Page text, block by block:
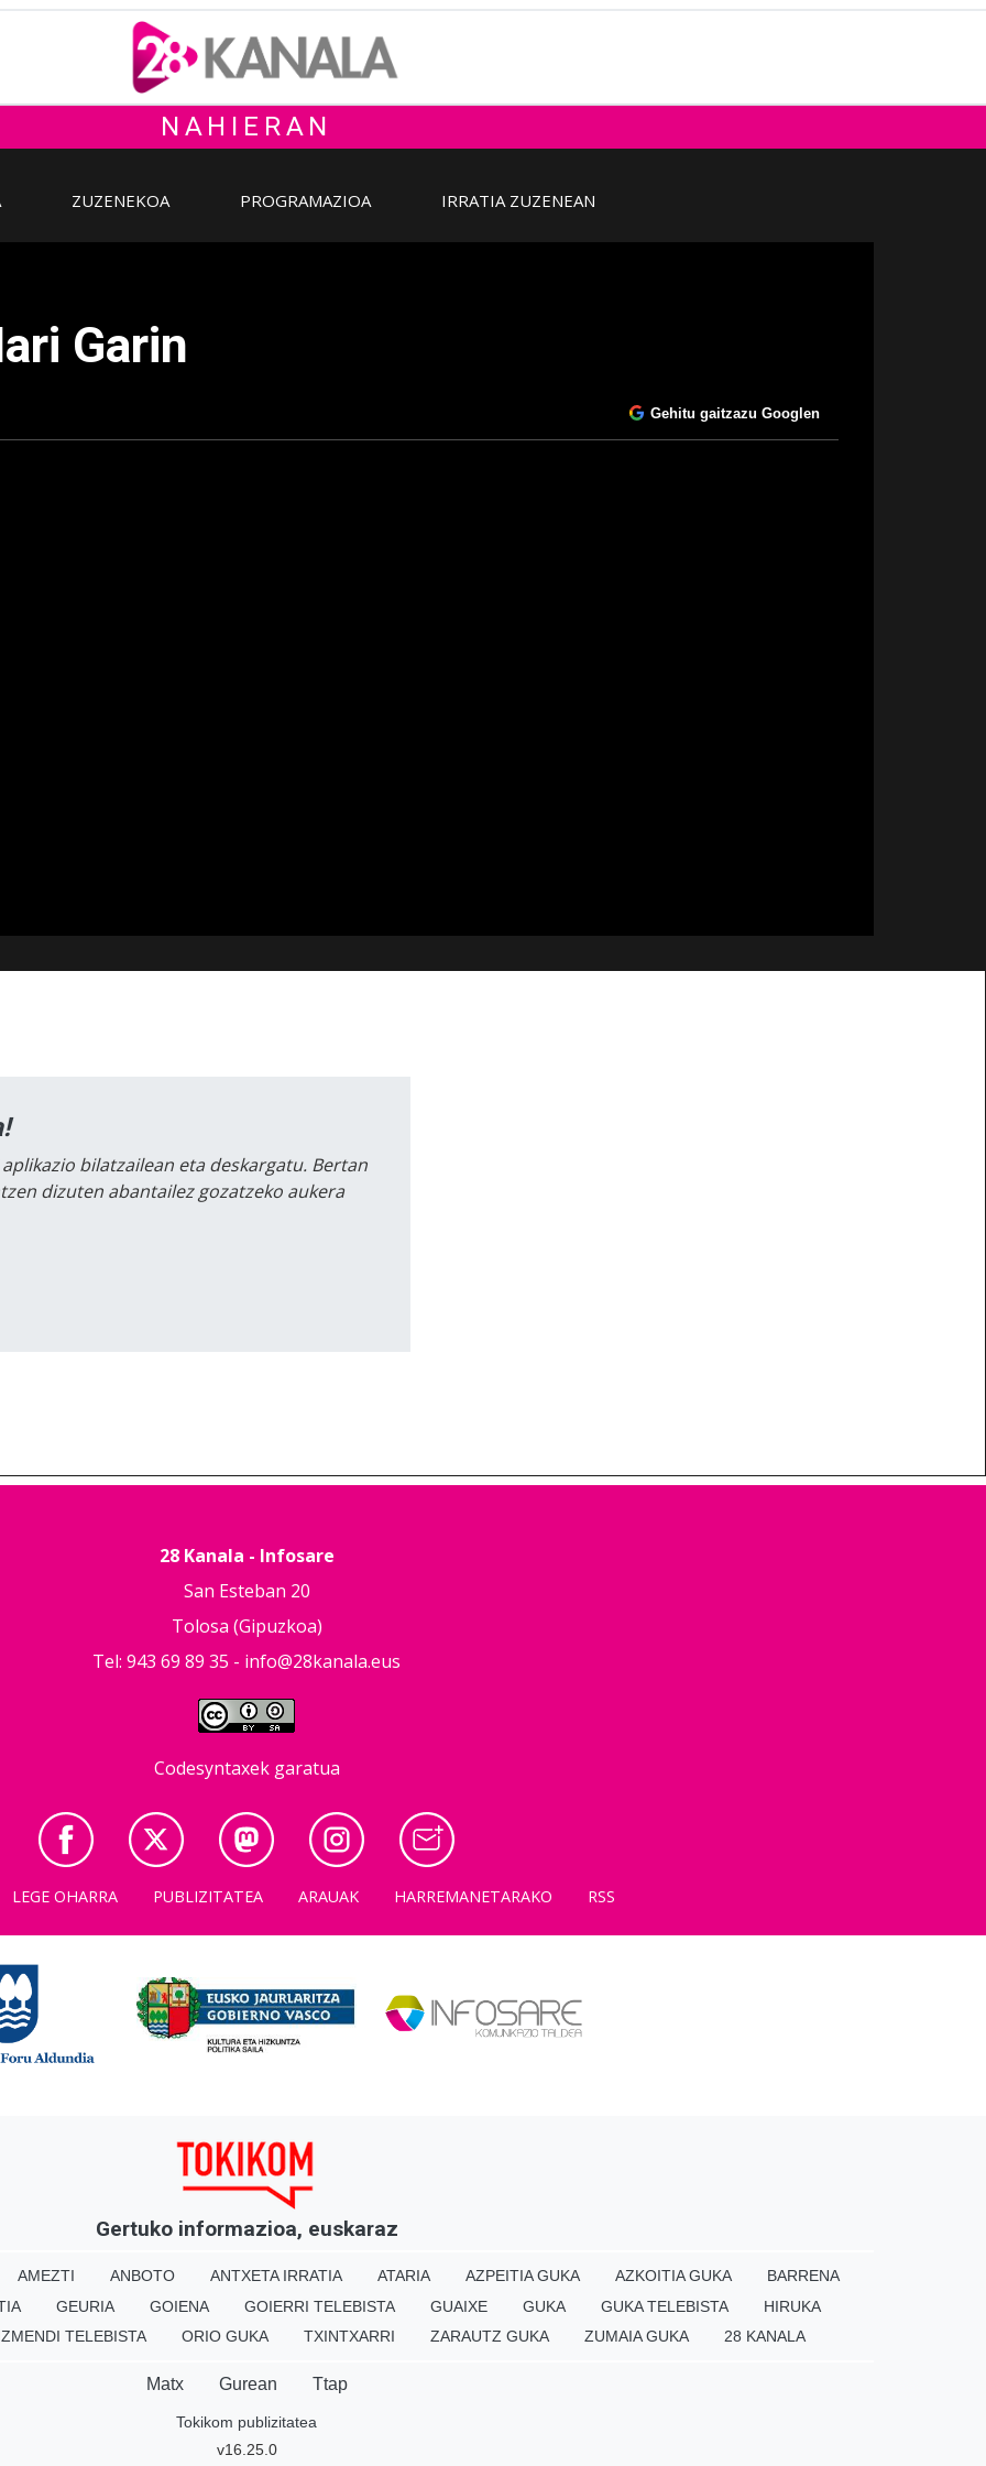
NAHIERAN
ZUZENEKOA PROGRAMAZIOA IRRATIA ZUZENEAN
Garin
Gehitu gaitzazu Googlen
bilatzailean eta deskargatu. Bertan
dizuten abantailez gozatzeko aukera
28 Kanala - Infosare
San Esteban 20
Tolosa (Gipuzkoa)
Tel: 943 69 89 35 - info@28kanala.eus
Codesyntaxek garatua
LEGE OHARRA PUBLIZITATEA ARAUAK HARREMANETARAKO RSS
Gertuko informazioa, euskaraz
AMEZTI ANBOTO ANTXETA IRRATIA ATARIA AZPEITIA GUKA AZKOITIA GUKA
BARRENA
GEURIA GOIENA GOIERRI TELEBISTA GUAIXE GUKA GUKA TELEBISTA
HIRUKA
TELEBISTA ORIO GUKA TXINTXARRI ZARAUTZ GUKA ZUMAIA GUKA 28 KANALA
Matx Gurean Ttap
Tokikom publizitatea
v16.25.0